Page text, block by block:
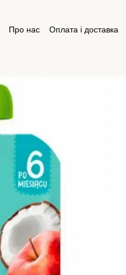
Про нас Оплата і доставка